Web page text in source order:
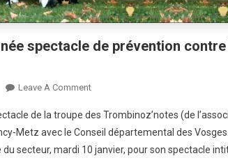
spectacle de prévention
Leave A CommentOn
Molo
Tour
:
de la troupe des Trombinoz’notes (de
Metz avec le Conseil départemental des
secteur, mardi 10 janvier, pour son spectacle